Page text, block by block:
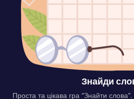
Знайди
Проста та цікава гра “Знайти